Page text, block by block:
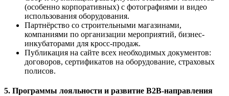
(особенно корпоративных) с фотографиями и видео
использования оборудования.
Партнёрство со строительными магазинами,
компаниями по организации мероприятий, бизнес-
инкубаторами для кросс-продаж.
Публикация на сайте всех необходимых документов:
договоров, сертификатов на оборудование, страховых
полисов.
5. Программы лояльности и развитие B2B-направления